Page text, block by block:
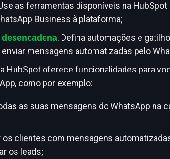
as ferramentas disponíveis na HubSpot
Business à plataforma;
desencadena. Defina automações e
mensagens automatizadas pelo
HubSpot oferece funcionalidades para
como por exemplo:
as suas mensagens do WhatsApp na
os clientes com mensagens
os leads;